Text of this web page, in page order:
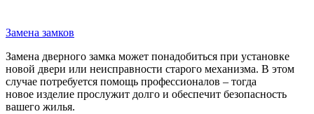
Замена замков
Замена дверного замка может понадобиться при установке
новой двери или неисправности старого механизма. В этом
случае потребуется помощь профессионалов – тогда
новое изделие прослужит долго и обеспечит безопасность
вашего жилья.